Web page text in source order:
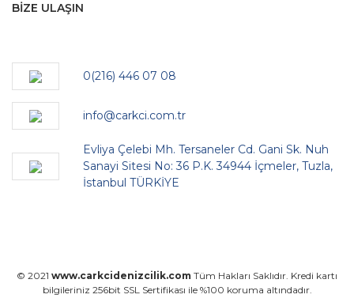
BİZE ULAŞIN
0(216) 446 07 08
info@carkci.com.tr
Evliya Çelebi Mh. Tersaneler Cd. Gani Sk. Nuh
Sanayi Sitesi No: 36 P.K. 34944 İçmeler, Tuzla,
İstanbul TÜRKİYE
© 2021 www.carkcidenizcilik.com Tüm Hakları Saklıdır. Kredi kartı
bilgileriniz 256bit SSL Sertifikası ile %100 koruma altındadır.